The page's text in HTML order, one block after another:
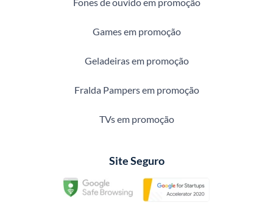
Games em promoção
Geladeiras em promoção
Fralda Pampers em promoção
TVs em promoção
Site Seguro